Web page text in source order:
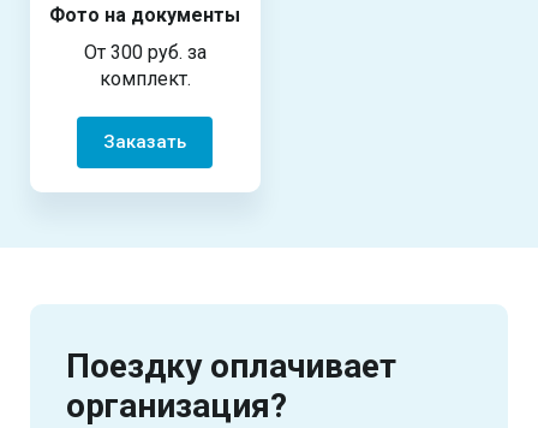
Фото на документы
От 300 руб. за
комплект.
Заказать
Поездку оплачивает
организация?